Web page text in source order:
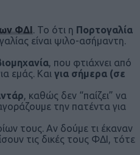
ΦΔΙ. Το ότι η Πορτογαλία
είναι ψιλο-ασήμαντη.
, που φτιάχνει από
εμάς. Και για σήμερα (σε
, καθώς δεν “παίζει” να
την πατέντα για
τους. Αν δούμε τι έκαναν
τις δικές τους ΦΔΙ, τότε